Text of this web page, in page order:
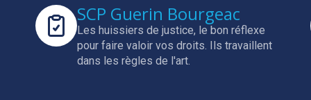
SCP Guerin Bourgeac
Les huissiers de justice, le bon réflexe
pour faire valoir vos droits. Ils travaillent
dans les règles de l'art.